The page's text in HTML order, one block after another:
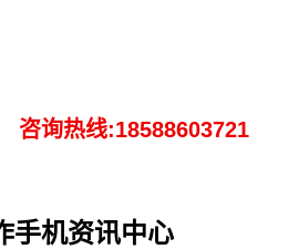
咨询热线:18588603721
手机资讯中心